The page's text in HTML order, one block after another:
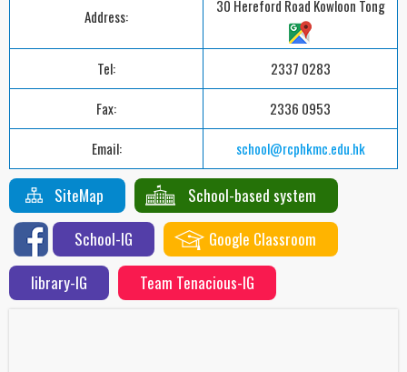
Address:
30 Hereford Road Kowloon Tong
Tel:
2337 0283
Fax:
2336 0953
Email:
school@rcphkmc.edu.hk
SiteMap
School-based system
School-IG
Google Classroom
library-IG
Team Tenacious-IG